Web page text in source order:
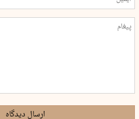
ارسال دیدگاه